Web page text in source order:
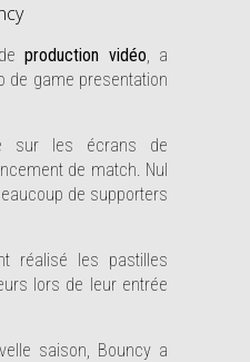
deproduction vidéo, a
de game presentation
sur les écrans de
de match. Nul
de supporters
réalisé les pastilles
lors de leur entrée
saison, Bouncy a